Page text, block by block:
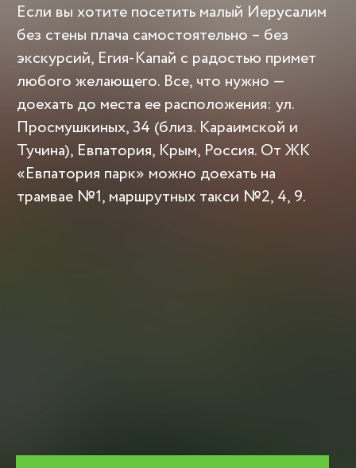
Если вы хотите посетить малый Иерусалим
без стены плача самостоятельно – без
экскурсий, Егия-Капай с радостью примет
любого желающего. Все, что нужно —
доехать до места ее расположения: ул.
Просмушкиных, 34 (близ. Караимской и
Тучина), Евпатория, Крым, Россия. От ЖК
«Евпатория парк» можно доехать на
трамвае №1, маршрутных такси №2, 4, 9.